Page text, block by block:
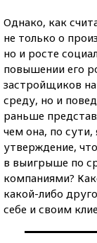
Однако, как
не только о
но и росте
повышении его
застройщиков
среду, но и
раньше
чем она, по сути,
утверждение,
в выигрыше по
компаниями?
какой-либо
себе и своим